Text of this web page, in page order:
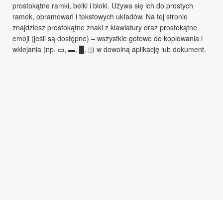
prostokątne ramki, belki i bloki. Używa się ich do prostych
ramek, obramowań i tekstowych układów. Na tej stronie
znajdziesz prostokątne znaki z klawiatury oraz prostokątne
emoji (jeśli są dostępne) – wszystkie gotowe do kopiowania i
wklejania (np. ▭, ▬, █, ▯) w dowolną aplikację lub dokument.